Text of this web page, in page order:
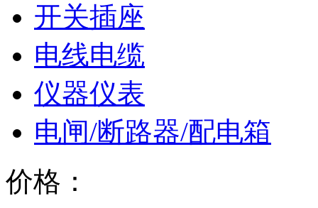
开关插座
电线电缆
仪器仪表
电闸/断路器/配电箱
价格：